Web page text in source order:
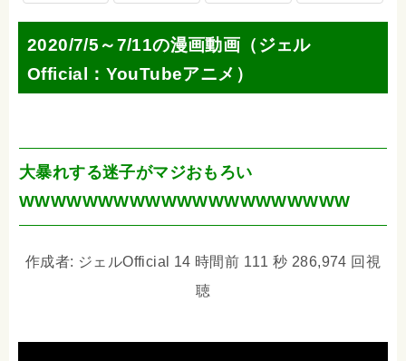
2020/7/5～7/11の漫画動画（ジェル
Official：YouTubeアニメ）
大暴れする迷子がマジおもろい
WWWWWWWWWWWWWWWWWWWWW
作成者: ジェルOfficial 14 時間前 111 秒 286,974 回視
聴